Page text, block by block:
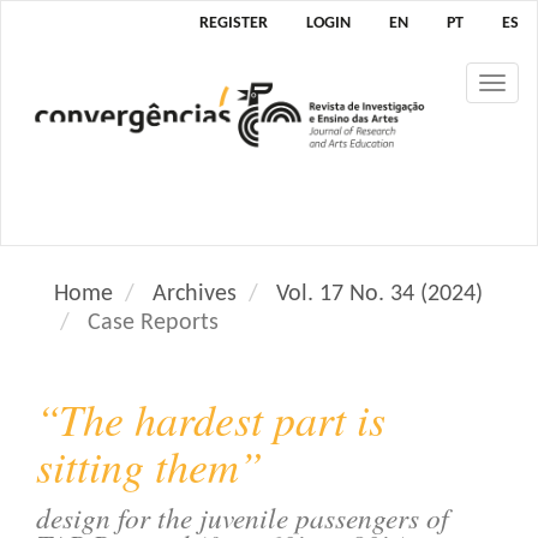
N
g
M
i
n
C
REGISTER LOGIN EN PT ES
Home Archives
Vol. 17 No. 34 (2024)
Case Reports
“The hardest part is
sitting them”
design for the juvenile passengers of